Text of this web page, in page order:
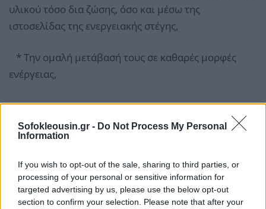
Sofokleousin.gr - Do Not Process My Personal
Information
If you wish to opt-out of the sale, sharing to third parties, or
processing of your personal or sensitive information for
targeted advertising by us, please use the below opt-out
section to confirm your selection. Please note that after your
υλικού τόσο δια ζώσης, όσο και μέσω της
ιστοσελίδας της ενεργειακής στέγης,
* Την ομαλή μετάβασή τους σε καθαρές μορφές
ενέργειας,